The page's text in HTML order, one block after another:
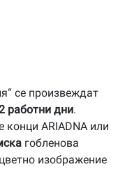
се произвеждат
работни дни.
ARIADNA или
гобленова
изображение